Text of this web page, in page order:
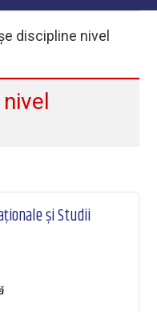
discipline nivel
și Studii